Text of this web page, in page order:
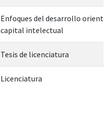
Enfoques del desarrollo
capital intelectual
Tesis de licenciatura
Licenciatura